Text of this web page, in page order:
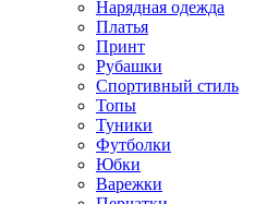
Нарядная одежда
Платья
Принт
Рубашки
Спортивный стиль
Топы
Туники
Футболки
Юбки
Варежки